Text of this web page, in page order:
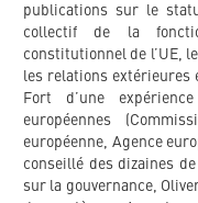
publications sur le
collectif de la
constitutionnel de l’UE,
les relations extérieures
Fort d’une
européennes
européenne, Agence
conseillé des dizaines
sur la gouvernance,